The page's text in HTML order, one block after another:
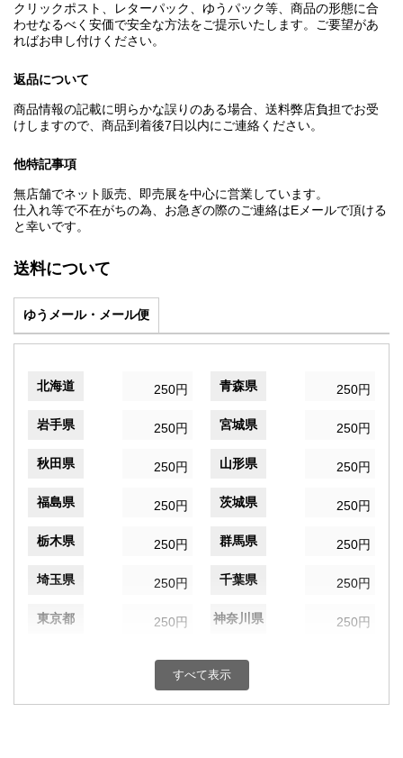
クリックポスト、レターパック、ゆうパック等、商品の形態に合
わせなるべく安価で安全な方法をご提示いたします。ご要望があ
ればお申し付けください。
返品について
商品情報の記載に明らかな誤りのある場合、送料弊店負担でお受
けしますので、商品到着後7日以内にご連絡ください。
他特記事項
無店舗でネット販売、即売展を中心に営業しています。
仕入れ等で不在がちの為、お急ぎの際のご連絡はEメールで頂ける
と幸いです。
送料について
ゆうメール・メール便
北海道 250円 青森県 250円
岩手県 250円 宮城県 250円
秋田県 250円 山形県 250円
福島県 250円 茨城県 250円
栃木県 250円 群馬県 250円
埼玉県 250円 千葉県 250円
東京都 250円 神奈川県 250円
250円 富山県
すべて表示